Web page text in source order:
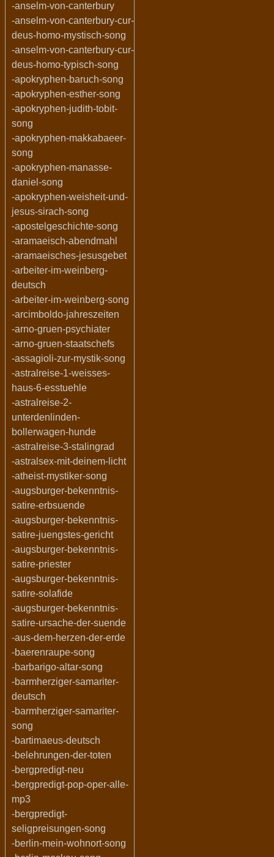
-anselm-von-canterbury
-anselm-von-canterbury-cur-
deus-homo-mystisch-song
-anselm-von-canterbury-cur-
deus-homo-typisch-song
-apokryphen-baruch-song
-apokryphen-esther-song
-apokryphen-judith-tobit-
song
-apokryphen-makkabaeer-
song
-apokryphen-manasse-
daniel-song
-apokryphen-weisheit-und-
jesus-sirach-song
-apostelgeschichte-song
-aramaeisch-abendmahl
-aramaeisches-jesusgebet
-arbeiter-im-weinberg-
deutsch
-arbeiter-im-weinberg-song
-arcimboldo-jahreszeiten
-arno-gruen-psychiater
-arno-gruen-staatschefs
-assagioli-zur-mystik-song
-astralreise-1-weisses-
haus-6-esstuehle
-astralreise-2-
unterdenlinden-
bollerwagen-hunde
-astralreise-3-stalingrad
-astralsex-mit-deinem-licht
-atheist-mystiker-song
-augsburger-bekenntnis-
satire-erbsuende
-augsburger-bekenntnis-
satire-juengstes-gericht
-augsburger-bekenntnis-
satire-priester
-augsburger-bekenntnis-
satire-solafide
-augsburger-bekenntnis-
satire-ursache-der-suende
-aus-dem-herzen-der-erde
-baerenraupe-song
-barbarigo-altar-song
-barmherziger-samariter-
deutsch
-barmherziger-samariter-
song
-bartimaeus-deutsch
-belehrungen-der-toten
-bergpredigt-neu
-bergpredigt-pop-oper-alle-
mp3
-bergpredigt-
seligpreisungen-song
-berlin-mein-wohnort-song